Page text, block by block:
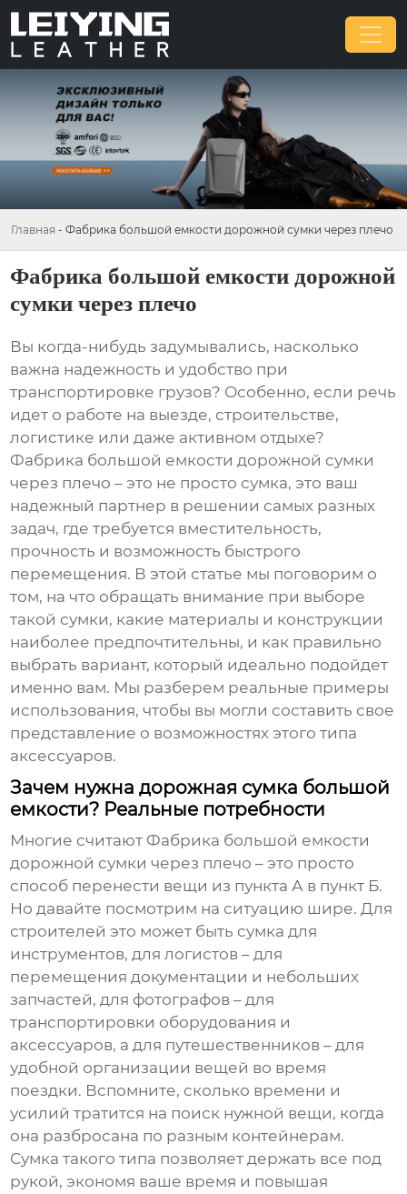
Главная - Фабрика большой емкости дорожной сумки через плечо
Фабрика большой емкости дорожной
сумки через плечо
Вы когда-нибудь задумывались, насколько
важна надежность и удобство при
транспортировке грузов? Особенно, если речь
идет о работе на выезде, строительстве,
логистике или даже активном отдыхе?
Фабрика большой емкости дорожной сумки
через плечо – это не просто сумка, это ваш
надежный партнер в решении самых разных
задач, где требуется вместительность,
прочность и возможность быстрого
перемещения. В этой статье мы поговорим о
том, на что обращать внимание при выборе
такой сумки, какие материалы и конструкции
наиболее предпочтительны, и как правильно
выбрать вариант, который идеально подойдет
именно вам. Мы разберем реальные примеры
использования, чтобы вы могли составить свое
представление о возможностях этого типа
аксессуаров.
Зачем нужна дорожная сумка большой
емкости? Реальные потребности
Многие считают Фабрика большой емкости
дорожной сумки через плечо – это просто
способ перенести вещи из пункта А в пункт Б.
Но давайте посмотрим на ситуацию шире. Для
строителей это может быть сумка для
инструментов, для логистов – для
перемещения документации и небольших
запчастей, для фотографов – для
транспортировки оборудования и
аксессуаров, а для путешественников – для
удобной организации вещей во время
поездки. Вспомните, сколько времени и
усилий тратится на поиск нужной вещи, когда
она разбросана по разным контейнерам.
Сумка такого типа позволяет держать все под
рукой, экономя ваше время и повышая